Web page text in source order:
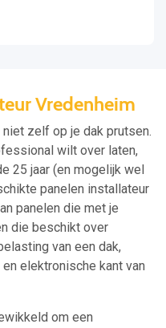
Vredenheim
zelf op je dak prutsen.
wilt over laten,
25 jaar (en mogelijk wel
panelen installateur
panelen die met je
die beschikt over
van een dak,
elektronische kant van
om een